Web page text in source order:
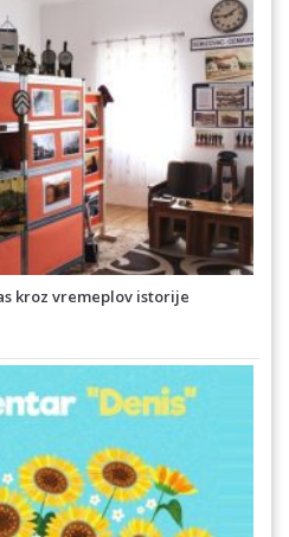
kroz vremeplov istorije